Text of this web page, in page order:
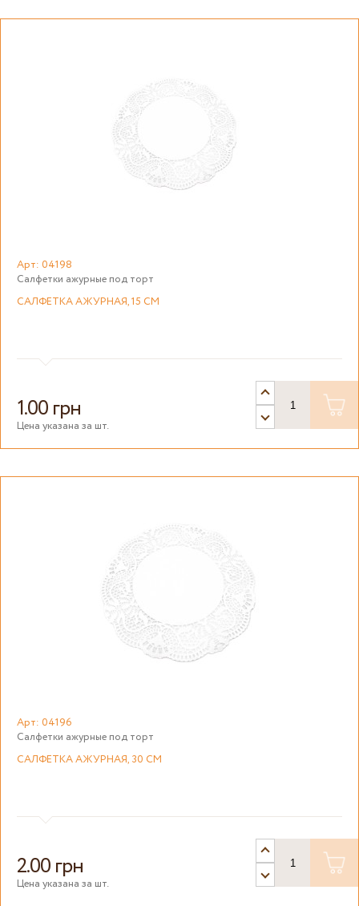
Арт: 04198
Салфетки ажурные под торт
САЛФЕТКА АЖУРНАЯ, 15 СМ
1.00 грн
Цена указана за шт.
Арт: 04196
Салфетки ажурные под торт
САЛФЕТКА АЖУРНАЯ, 30 СМ
2.00 грн
Цена указана за шт.